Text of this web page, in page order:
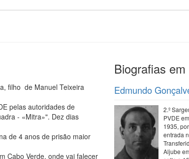
filho de Manuel Teixeira
pelas autoridades de
- «Mitra»". Dez dias
de 4 anos de prisão maior
Cabo Verde, onde vai falecer
Biografias
Edmundo
2.º
PVDE
1935,
entrada
Aljube